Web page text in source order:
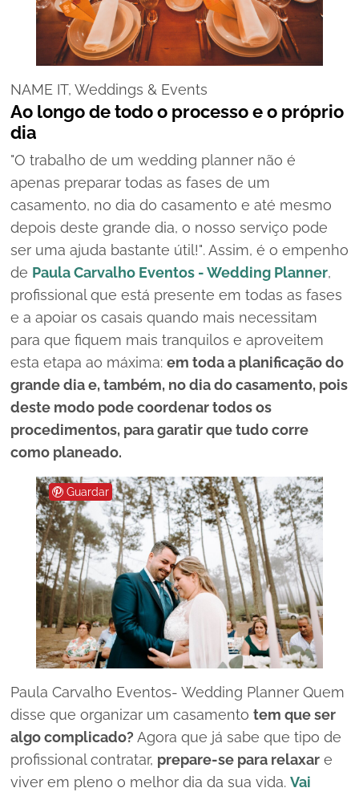
NAME IT, Weddings & Events
Ao longo de todo o processo e o próprio
dia
"O trabalho de um wedding planner não é
apenas preparar todas as fases de um
casamento, no dia do casamento e até mesmo
depois deste grande dia, o nosso serviço pode
ser uma ajuda bastante útil!". Assim, é o empenho
de Paula Carvalho Eventos - Wedding Planner,
profissional que está presente em todas as fases
e a apoiar os casais quando mais necessitam
para que fiquem mais tranquilos e aproveitem
esta etapa ao máxima: em toda a planificação do
grande dia e, também, no dia do casamento, pois
deste modo pode coordenar todos os
procedimentos, para garatir que tudo corre
como planeado.
Guardar
Paula Carvalho Eventos- Wedding Planner Quem
disse que organizar um casamento tem que ser
algo complicado? Agora que já sabe que tipo de
profissional contratar, prepare-se para relaxar e
viver em pleno o melhor dia da sua vida. Vai